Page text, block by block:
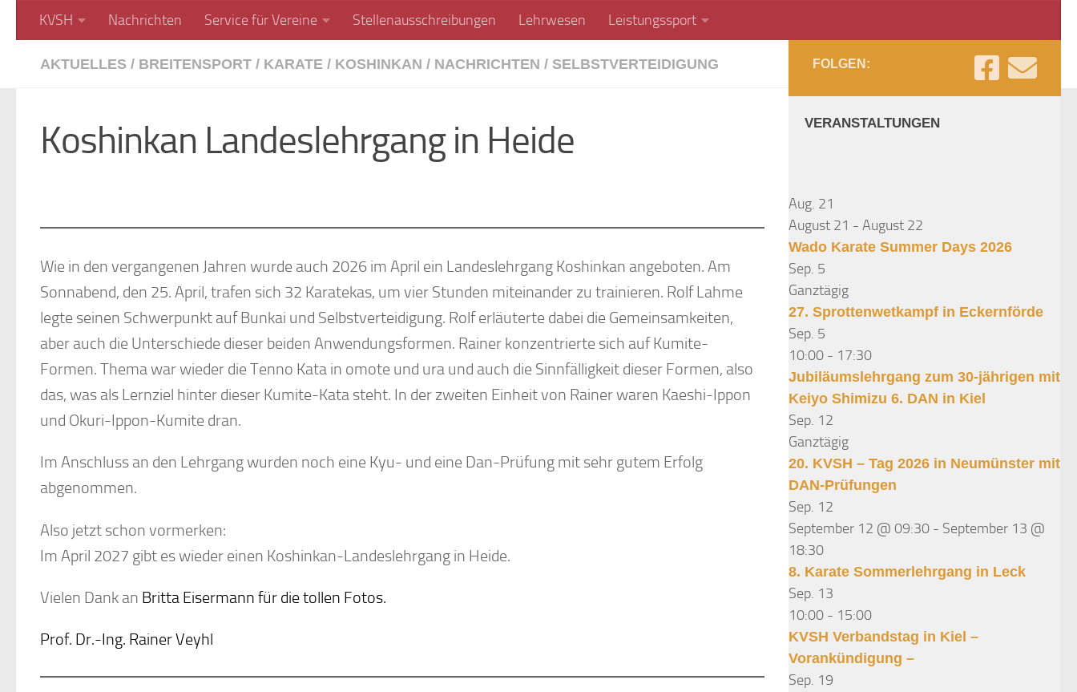
Unter dem Inhalt
KVSH Nachrichten Service für Vereine Stellenausschreibungen Lehrwesen Leistungssport
AKTUELLES / BREITENSPORT / KARATE / KOSHINKAN / NACHRICHTEN / SELBSTVERTEIDIGUNG
Koshinkan Landeslehrgang in Heide
Wie in den vergangenen Jahren wurde auch 2026 im April ein Landeslehrgang Koshinkan angeboten. Am
Sonnabend, den 25. April, trafen sich 32 Karatekas, um vier Stunden miteinander zu trainieren. Rolf Lahme
legte seinen Schwerpunkt auf Bunkai und Selbstverteidigung. Rolf erläuterte dabei die Gemeinsamkeiten,
aber auch die Unterschiede dieser beiden Anwendungsformen. Rainer konzentrierte sich auf Kumite-
Formen. Thema war wieder die Tenno Kata in omote und ura und auch die Sinnfälligkeit dieser Formen, also
das, was als Lernziel hinter dieser Kumite-Kata steht. In der zweiten Einheit von Rainer waren Kaeshi-Ippon
und Okuri-Ippon-Kumite dran.
Im Anschluss an den Lehrgang wurden noch eine Kyu- und eine Dan-Prüfung mit sehr gutem Erfolg
abgenommen.
Also jetzt schon vormerken:
Im April 2027 gibt es wieder einen Koshinkan-Landeslehrgang in Heide.
Vielen Dank an Britta Eisermann für die tollen Fotos.
Prof. Dr.-Ing. Rainer Veyhl
FOLGEN:
VERANSTALTUNGEN
Aug. 21
August 21 - August 22
Wado Karate Summer Days 2026
Sep. 5
Ganztägig
27. Sprottenwetkampf in Eckernförde
Sep. 5
10:00 - 17:30
Jubiläumslehrgang zum 30-jährigen mit
Keiyo Shimizu 6. DAN in Kiel
Sep. 12
Ganztägig
20. KVSH – Tag 2026 in Neumünster mit
DAN-Prüfungen
Sep. 12
September 12 @ 09:30 - September 13 @
18:30
8. Karate Sommerlehrgang in Leck
Sep. 13
10:00 - 15:00
KVSH Verbandstag in Kiel –
Vorankündigung –
Sep. 19